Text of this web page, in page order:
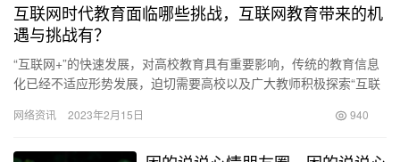
互联网时代教育面临哪些挑战，互联网教育带来的机
遇与挑战有？
“互联网+”的快速发展，对高校教育具有重要影响，传统的教育信息
化已经不适应形势发展，迫切需要高校以及广大教师积极探索“互联
网络资讯 2023年2月15日 940